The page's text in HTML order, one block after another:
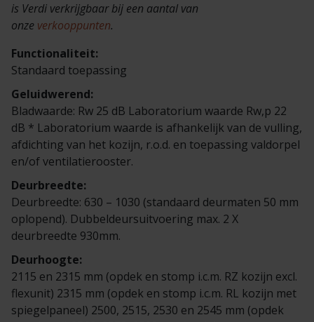
Hang- & sluitwerk
Diensten
Technische documentatie
Veelgestelde vragen
Utiliteitsgebouw
Prefab woning
Projectontwikkelaar
Handelspartner
Geluidwerend
Rookwerend
Duurzaamheid
Brochures
Technische documentatie
Veelgestelde vragen
Inspiratie
Verkooppunten
Veelgestelde vragen
Duurzaamheid
GND Garantiedeuren
Werken bij Berkvens
is Verdi verkrijgbaar bij een aantal van
onze verkooppunten.
Functionaliteit:
Standaard toepassing
Geluidwerend:
Bladwaarde: Rw 25 dB Laboratorium waarde Rw,p 22
dB * Laboratorium waarde is afhankelijk van de vulling,
afdichting van het kozijn, r.o.d. en toepassing valdorpel
en/of ventilatierooster.
Deurbreedte:
Deurbreedte: 630 – 1030 (standaard deurmaten 50 mm
oplopend). Dubbeldeursuitvoering max. 2 X
deurbreedte 930mm.
Deurhoogte:
2115 en 2315 mm (opdek en stomp i.c.m. RZ kozijn excl.
flexunit) 2315 mm (opdek en stomp i.c.m. RL kozijn met
spiegelpaneel) 2500, 2515, 2530 en 2545 mm (opdek